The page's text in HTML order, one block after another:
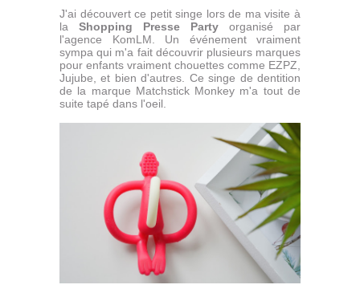
J'ai découvert ce petit singe lors de ma visite à
la Shopping Presse Party organisé par
l'agence KomLM. Un événement vraiment
sympa qui m'a fait découvrir plusieurs marques
pour enfants vraiment chouettes comme EZPZ,
Jujube, et bien d'autres. Ce singe de dentition
de la marque Matchstick Monkey m'a tout de
suite tapé dans l'oeil.